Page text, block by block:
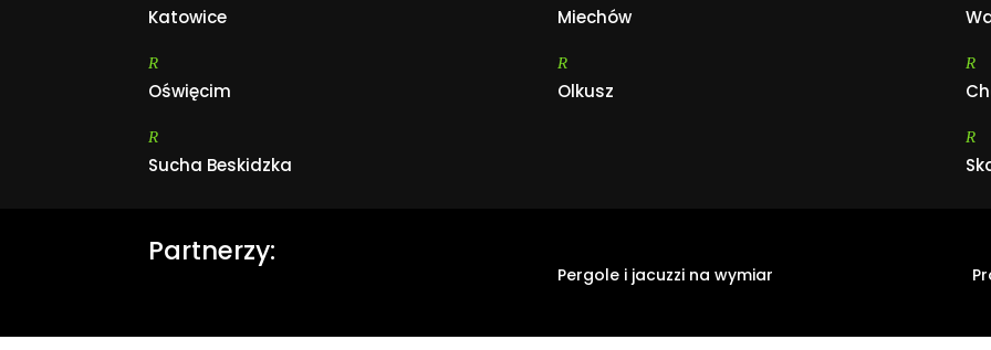
Katowice
R
Oświęcim
R
Sucha Beskidzka
Miechów
R
Olkusz
R
R
Partnerzy:
Pergole i jacuzzi na wymiar